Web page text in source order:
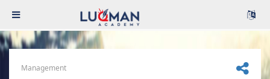
Management